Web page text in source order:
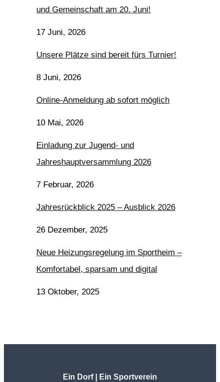
und Gemeinschaft am 20. Juni!
17 Juni, 2026
Unsere Plätze sind bereit fürs Turnier!
8 Juni, 2026
Online-Anmeldung ab sofort möglich
10 Mai, 2026
Einladung zur Jugend- und
Jahreshauptversammlung 2026
7 Februar, 2026
Jahresrückblick 2025 – Ausblick 2026
26 Dezember, 2025
Neue Heizungsregelung im Sportheim –
Komfortabel, sparsam und digital
13 Oktober, 2025
Ein Dorf | Ein Sportverein